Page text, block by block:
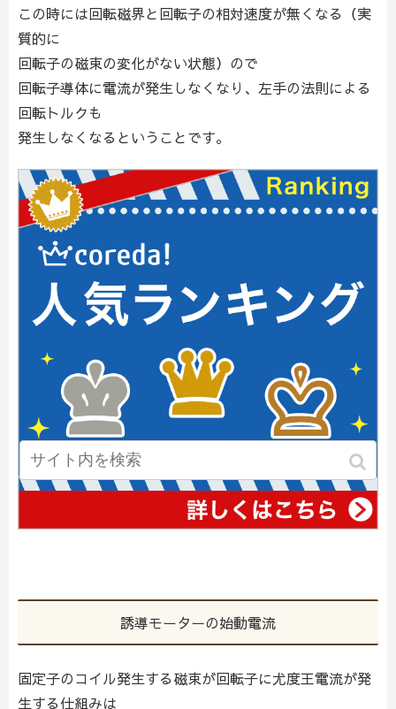
この時には回転磁界と回転子の相対速度が無くなる（実
質的に
回転子の磁束の変化がない状態）ので
回転子導体に電流が発生しなくなり、左手の法則による
回転トルクも
発生しなくなるということです。
誘導モーターの始動電流
固定子のコイル発生する磁束が回転子に尤度王電流が発
生する仕組みは